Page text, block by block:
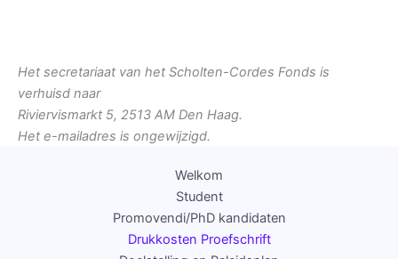
Het secretariaat van het Scholten-Cordes Fonds is
verhuisd naar
Riviervismarkt 5, 2513 AM Den Haag.
Het e-mailadres is ongewijzigd.
Welkom
Student
Promovendi/PhD kandidaten
Drukkosten Proefschrift